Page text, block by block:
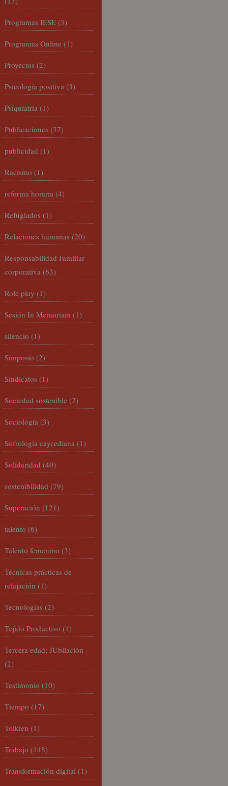
Programas IESE (3)
Programas Online (1)
Proyectos (2)
Psicología positiva (3)
Psiquiatría (1)
Publicaciones (37)
publicidad (1)
Racismo (1)
reforma horaria (4)
Refugiados (1)
Relaciones humanas (20)
Responsabilidad Familiar
corporativa (63)
Role play (1)
Sesión In Memoriam (1)
silencio (1)
Simposio (2)
Sindicatos (1)
Sociedad sostenible (2)
Sociología (3)
Sofrología caycediana (1)
Solidaridad (40)
sostenibilidad (79)
Superación (121)
talento (6)
Talento femenino (3)
Técnicas prácticas de
relajación (1)
Tecnologías (2)
Tejido Productivo (1)
Tercera edad; JUbilación
(2)
Testimonio (10)
Tiempo (17)
Tolkien (1)
Trabajo (148)
Transformación digital (1)